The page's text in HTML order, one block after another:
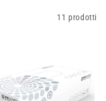
11 prodotti